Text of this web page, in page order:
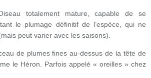
totalement mature, capable de se
le plumage définitif de l’espèce, qui ne
peut varier avec les saisons).
de plumes fines au-dessus de la tête de
le Héron. Parfois appelé « oreilles » chez